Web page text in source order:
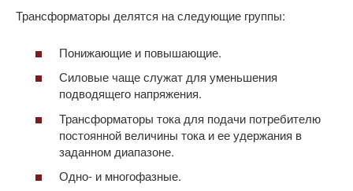
Трансформаторы делятся на следующие группы:
Понижающие и повышающие.
Силовые чаще служат для уменьшения
подводящего напряжения.
Трансформаторы тока для подачи потребителю
постоянной величины тока и ее удержания в
заданном диапазоне.
Одно- и многофазные.